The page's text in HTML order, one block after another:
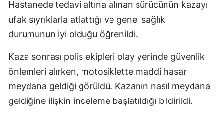
Hastanede tedavi altına alınan sürücünün kazayı
ufak sıyrıklarla atlattığı ve genel sağlık
durumunun iyi olduğu öğrenildi.
Kaza sonrası polis ekipleri olay yerinde güvenlik
önlemleri alırken, motosiklette maddi hasar
meydana geldiği görüldü. Kazanın nasıl meydana
geldiğine ilişkin inceleme başlatıldığı bildirildi.